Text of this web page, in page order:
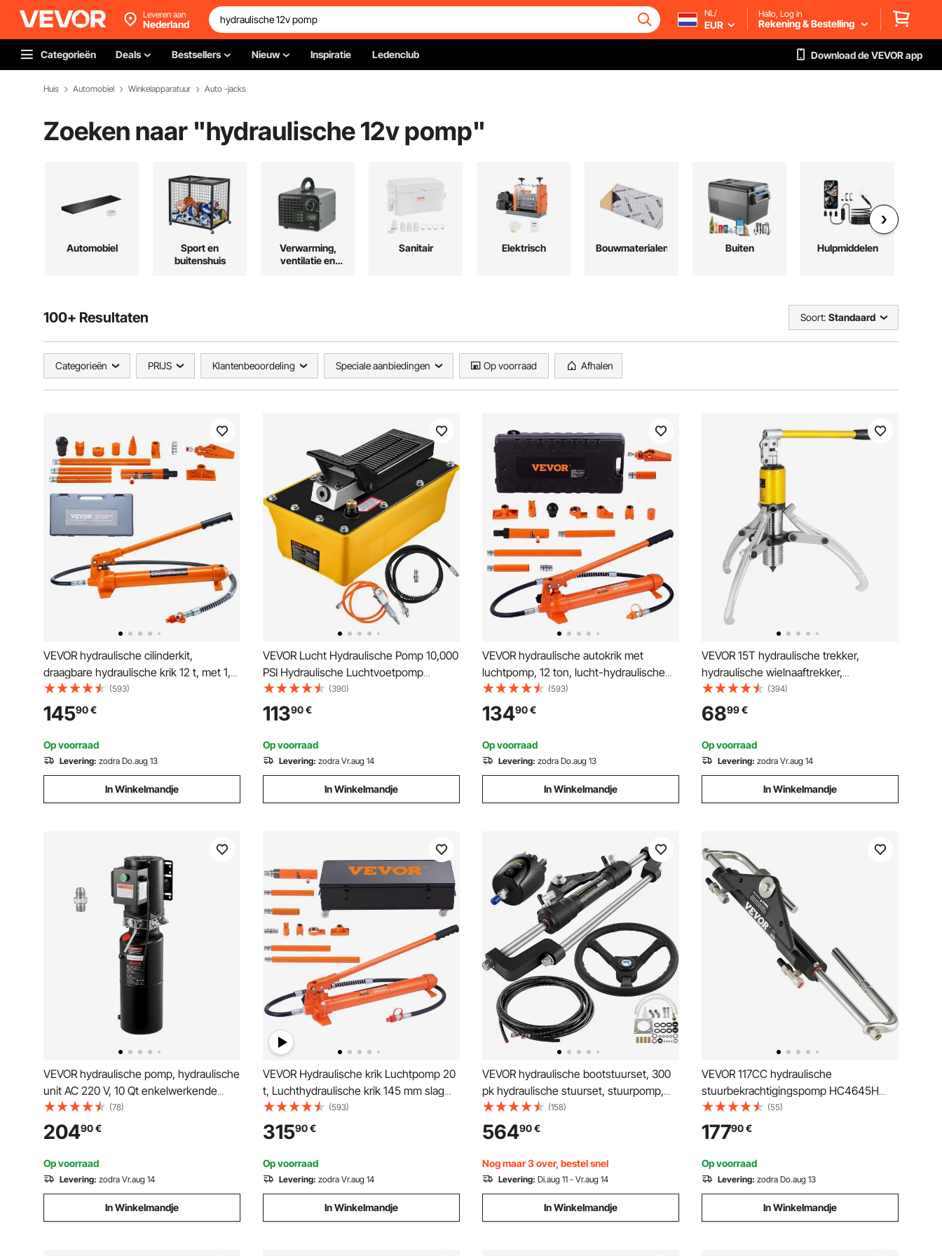
Leveren aan
Nederland
NL/
EUR
Hallo, Log in
Rekening & Bestelling
Categorieën Deals Bestsellers Nieuw Inspiratie Ledenclub Download de VEVOR app
Huis Automobiel Winkelapparatuur Auto -jacks
Zoeken naar "hydraulische 12v pomp"
Automobiel
Sport en
buitenshuis
Verwarming,
ventilatie en
Sanitair Elektrisch Bouwmaterialen Buiten Hulpmiddelen
100+ Resultaten Soort: Standaard
Categorieën PRIJS Klantenbeoordeling Speciale aanbiedingen Op voorraad Afhalen
VEVOR hydraulische cilinderkit,
draagbare hydraulische krik 12 t, met 1,4
m olieslang, reparatieset voor
carrosserieframe met opbergkoffer voor
autoreparatie, vrachtwagen,
landbouwvoertuig, oranje
(593)
14590€
Op voorraad
Levering: zodra Do.aug 13
In Winkelmandje
VEVOR Lucht Hydraulische Pomp 10,000
PSI Hydraulische Luchtvoetpomp
32x18x18 cm Hydraulische Pomp
Luchtvoetpomp met 2,3L Grote Olietank
Gebruik in het Veld op Bouwplaatsen en
Onderhoudswerkzaamheden
(390)
11390€
Op voorraad
Levering: zodra Vr.aug 14
In Winkelmandje
VEVOR hydraulische autokrik met
luchtpomp, 12 ton, lucht-hydraulische
krik, 135 mm slag, rood, incl.
verlengstukken van 100 / 195 / 300 /
500 mm, elektrostatische
poedercoating, autowerkplaats
(593)
13490€
Op voorraad
Levering: zodra Do.aug 13
In Winkelmandje
VEVOR 15T hydraulische trekker,
hydraulische wielnaaftrekker,
vliegwieltrekker, 3-klauw, hydraulische
tandwiel-/lager-/wiellagertrekker, max.
bereik 180 mm, hydraulische trekker,
lager
(394)
6899€
Op voorraad
Levering: zodra Vr.aug 14
In Winkelmandje
VEVOR hydraulische pomp, hydraulische
unit AC 220 V, 10 Qt enkelwerkende
hydraulische unit, oliestroom 6,3 l/min,
max. persdruk 22 MPa voor
kiepwagens, autoreparatiewerkplaatsen
en autoliften, zwart
(78)
20490€
Op voorraad
Levering: zodra Vr.aug 14
In Winkelmandje
VEVOR Hydraulische krik Luchtpomp 20
t, Luchthydraulische krik 145 mm slag
Rood, incl. 100 / 300 / 500 mm
verlengstang, Elektrostatisch
poederspuiten Hydraulische cilinder
Autoreparatie
(593)
31590€
Op voorraad
Levering: zodra Vr.aug 14
In Winkelmandje
VEVOR hydraulische bootstuurset, 300
pk hydraulische stuurset, stuurpomp,
hydraulische buitenboordmotorstuurset
met 14 voet hydraulische stuurslang
voor bootstuursysteem
(158)
56490€
Nog maar 3 over, bestel snel
Levering: Di.aug 11 - Vr.aug 14
In Winkelmandje
VEVOR 117CC hydraulische
stuurbekrachtigingspomp HC4645H
hydraulische buitenboordstuurpomp 150
pk hydraulische
stuurbekrachtigingspomp
(55)
17790€
Op voorraad
Levering: zodra Do.aug 13
In Winkelmandje